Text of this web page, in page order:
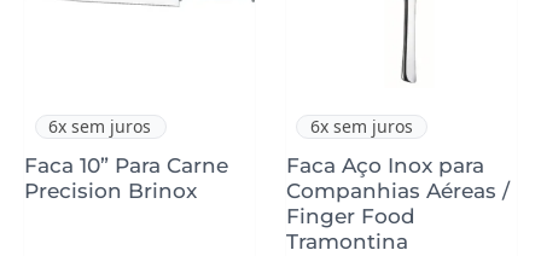
6x sem juros
Faca 10” Para Carne
Precision Brinox
6x sem juros
Faca Aço Inox para
Companhias Aéreas /
Finger Food
Tramontina